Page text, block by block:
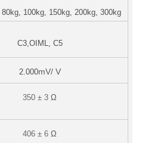
100kg, 150kg, 200kg, 300kg
C3,OIML, C5
2.000mV/ V
350 ± 3 Ω
406 ± 6 Ω